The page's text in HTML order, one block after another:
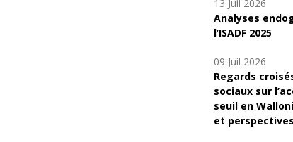
13 Juil 2026
Analyses
l’ISADF 2025
09 Juil 2026
Regards
sociaux sur
seuil en
et perspectives